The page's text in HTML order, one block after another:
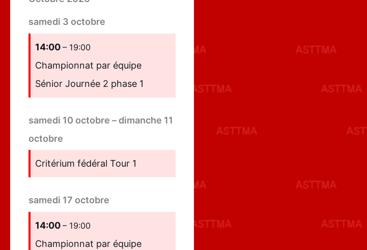
samedi 3 octobre
14:00 – 19:00
Championnat par équipe
Sénior Journée 2 phase 1
samedi 10 octobre – dimanche 11
octobre
Critérium fédéral Tour 1
samedi 17 octobre
14:00 – 19:00
Championnat par équipe